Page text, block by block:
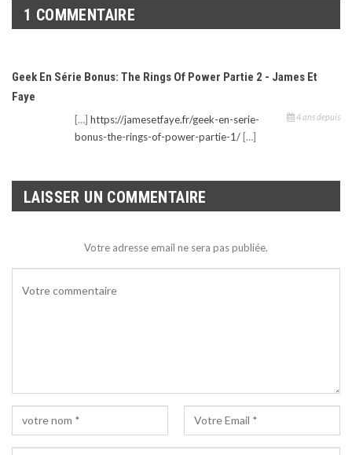
1 COMMENTAIRE
Geek En Série Bonus: The Rings Of Power Partie 2 - James Et
Faye
4 ans depuis
[…] https://jamesetfaye.fr/geek-en-serie-
bonus-the-rings-of-power-partie-1/ […]
LAISSER UN COMMENTAIRE
Votre adresse email ne sera pas publiée.